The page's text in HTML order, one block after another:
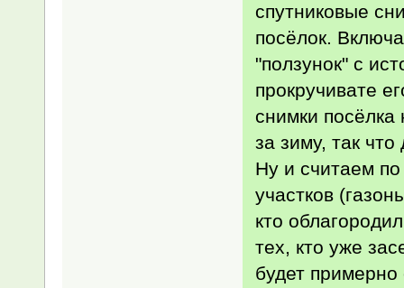
спутниковые
посёлок.
"ползунок" с
прокручивате
снимки посёлка
за зиму, так
Ну и считаем
участков
кто
тех, кто уже
будет